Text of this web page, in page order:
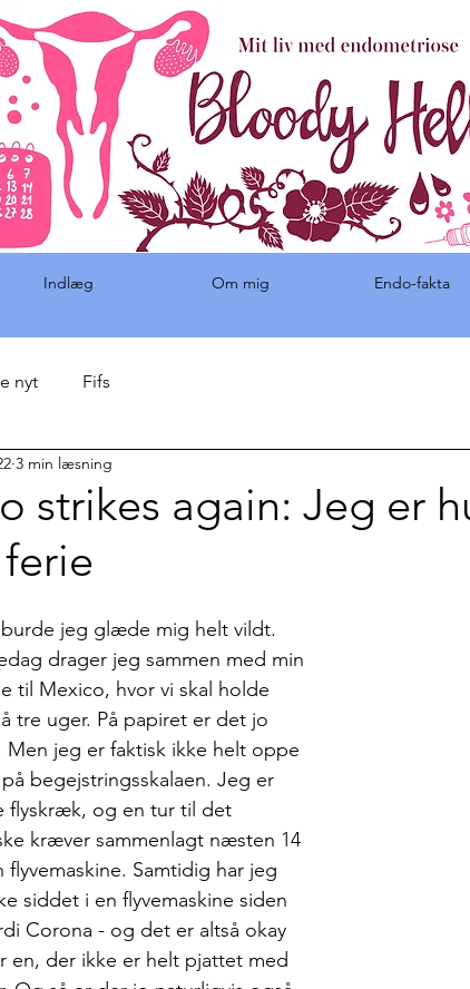
Indlæg Om mig Endo-fakta
nyt Fifs
strikes again: Jeg er
3 min læsning
jeg glæde mig helt vildt.
drager jeg sammen med min
til Mexico, hvor vi skal holde
tre uger. På papiret er det jo
Men jeg er faktisk ikke helt oppe
begejstringsskalaen. Jeg er
flyskræk, og en tur til det
kræver sammenlagt næsten 14
flyvemaskine. Samtidig har jeg
siddet i en flyvemaskine siden
Corona - og det er altså okay
en, der ikke er helt pjattet med